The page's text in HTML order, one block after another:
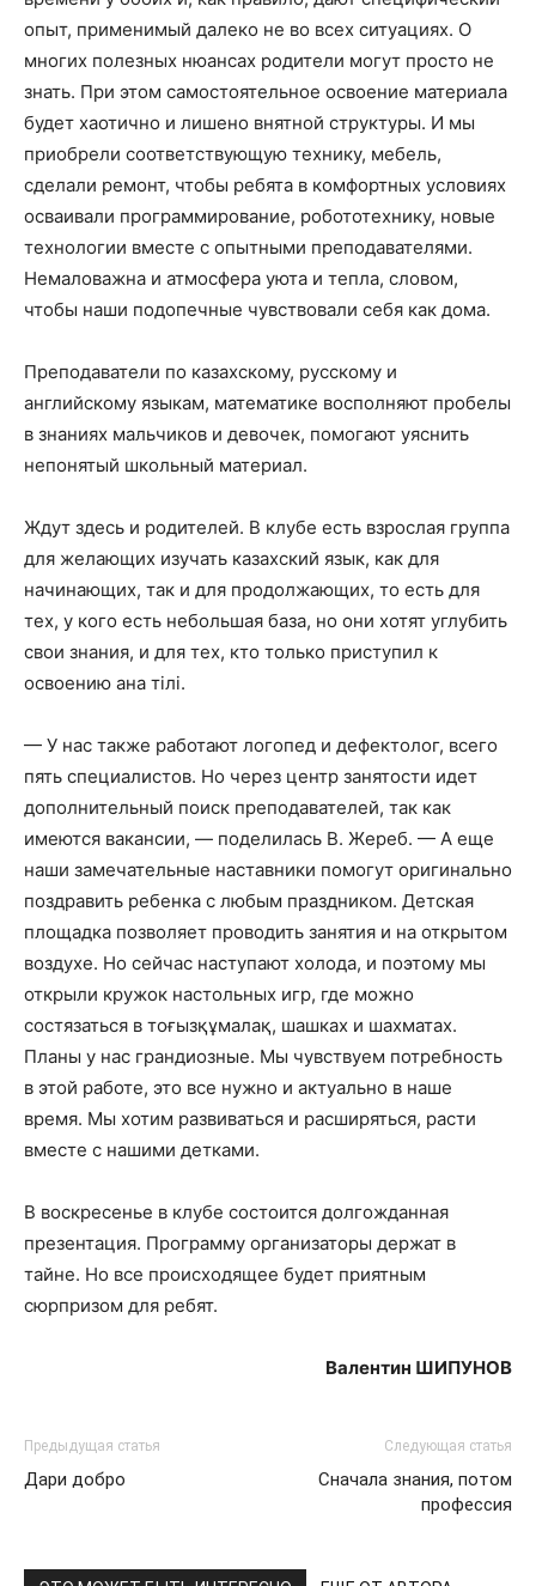
опыт, применимый далеко не во всех ситуациях. О
многих полезных нюансах родители могут просто не
знать. При этом самостоятельное освоение материала
будет хаотично и лишено внятной структуры. И мы
приобрели соответствующую технику, мебель,
сделали ремонт, чтобы ребята в комфортных условиях
осваивали программирование, робототехнику, новые
технологии вместе с опытными преподавателями.
Немаловажна и атмосфера уюта и тепла, словом,
чтобы наши подопечные чувствовали себя как дома.
Преподаватели по казахскому, русскому и
английскому языкам, математике восполняют пробелы
в знаниях мальчиков и девочек, помогают уяснить
непонятый школьный материал.
Ждут здесь и родителей. В клубе есть взрослая группа
для желающих изучать казахский язык, как для
начинающих, так и для продолжающих, то есть для
тех, у кого есть небольшая база, но они хотят углубить
свои знания, и для тех, кто только приступил к
освоению ана тілі.
— У нас также работают логопед и дефектолог, всего
пять специалистов. Но через центр занятости идет
дополнительный поиск преподавателей, так как
имеются вакансии, — поделилась В. Жереб. — А еще
наши замечательные наставники помогут оригинально
поздравить ребенка с любым праздником. Детская
площадка позволяет проводить занятия и на открытом
воздухе. Но сейчас наступают холода, и поэтому мы
открыли кружок настольных игр, где можно
состязаться в тоғызқұмалақ, шашках и шахматах.
Планы у нас грандиозные. Мы чувствуем потребность
в этой работе, это все нужно и актуально в наше
время. Мы хотим развиваться и расширяться, расти
вместе с нашими детками.
В воскресенье в клубе состоится долгожданная
презентация. Программу организаторы держат в
тайне. Но все происходящее будет приятным
сюрпризом для ребят.
Валентин ШИПУНОВ
Предыдущая статья
Дари добро
Следующая статья
Сначала знания, потом
профессия